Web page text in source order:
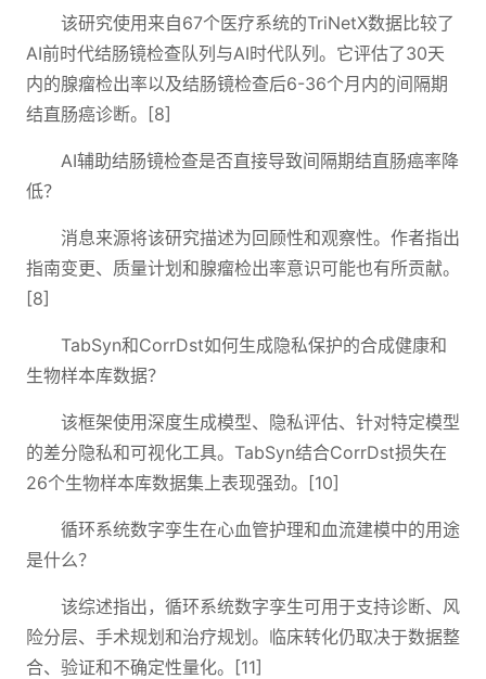
该研究使用来自67个医疗系统的TriNetX数据比较了
AI前时代结肠镜检查队列与AI时代队列。它评估了30天
内的腺瘤检出率以及结肠镜检查后6-36个月内的间隔期
结直肠癌诊断。[8]
AI辅助结肠镜检查是否直接导致间隔期结直肠癌率降
低？
消息来源将该研究描述为回顾性和观察性。作者指出
指南变更、质量计划和腺瘤检出率意识可能也有所贡献。
[8]
TabSyn和CorrDst如何生成隐私保护的合成健康和
生物样本库数据？
该框架使用深度生成模型、隐私评估、针对特定模型
的差分隐私和可视化工具。TabSyn结合CorrDst损失在
26个生物样本库数据集上表现强劲。[10]
循环系统数字孪生在心血管护理和血流建模中的用途
是什么？
该综述指出，循环系统数字孪生可用于支持诊断、风
险分层、手术规划和治疗规划。临床转化仍取决于数据整
合、验证和不确定性量化。[11]